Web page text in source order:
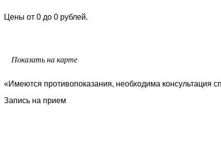
Цены от 0 до 0 рублей.
Показать на карте
«Имеются противопоказания, необходима консультация
Запись на прием